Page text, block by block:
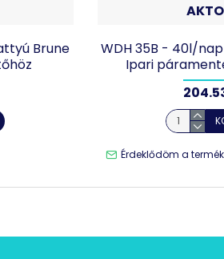
Brune
WDH 35B - 40l/
Ipari
Érdeklődöm a